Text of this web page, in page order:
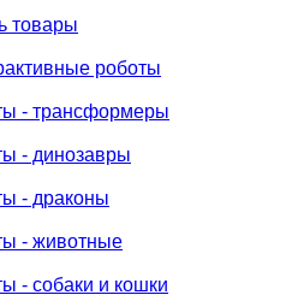
товары
роботы
- трансформеры
- динозавры
- драконы
- животные
- собаки и кошки